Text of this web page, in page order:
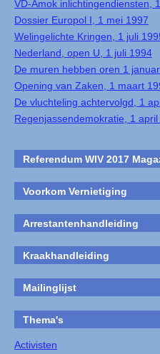
VD-Amok inlichtingendiensten,
Dossier Europol I, 1 mei 1997
Welingelichte Kringen, 1 juli
Nederland, open U, 1 juli 1994
De muren hebben oren 1
Opening van Zaken, 1 maart
De vluchteling achtervolgd, 1
Regenjassendemokratie, 1
Referendum WIV 2017
Voorkom Vernietiging
Arrestantenhandleiding
Kraakhandleiding
Mailinglijst
Thema's
Activisten